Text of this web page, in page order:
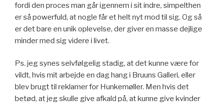
fordi den proces man går igennem i sit indre, simpelthen
er så powerfuld, at nogle får et helt nyt mod til sig. Og så
er det bare en unik oplevelse, der giver en masse dejlige
minder med sig videre i livet.
Ps. jeg synes selvfølgelig stadig, at det kunne være for
vildt, hvis mit arbejde en dag hang i Bruuns Galleri, eller
blev brugt til reklamer for Hunkemøller. Men hvis det
betød, at jeg skulle give afkald på, at kunne give kvinder